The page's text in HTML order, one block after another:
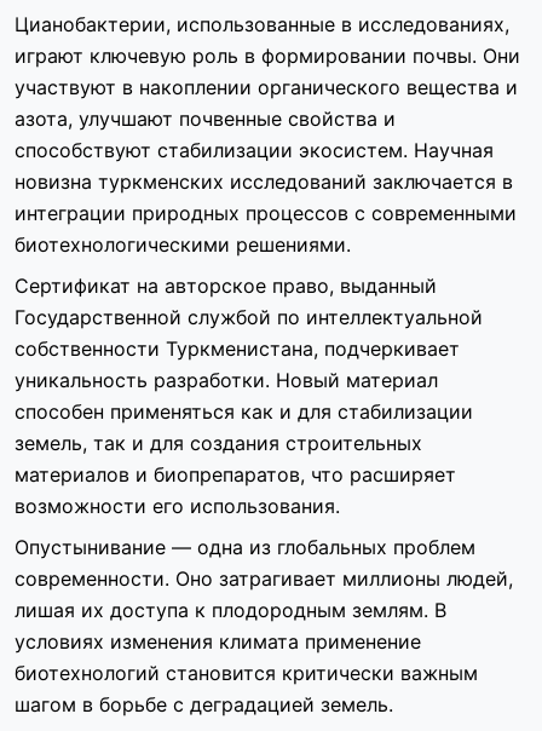
Цианобактерии, использованные в исследованиях,
играют ключевую роль в формировании почвы. Они
участвуют в накоплении органического вещества и
азота, улучшают почвенные свойства и
способствуют стабилизации экосистем. Научная
новизна туркменских исследований заключается в
интеграции природных процессов с современными
биотехнологическими решениями.
Сертификат на авторское право, выданный
Государственной службой по интеллектуальной
собственности Туркменистана, подчеркивает
уникальность разработки. Новый материал
способен применяться как и для стабилизации
земель, так и для создания строительных
материалов и биопрепаратов, что расширяет
возможности его использования.
Опустынивание — одна из глобальных проблем
современности. Оно затрагивает миллионы людей,
лишая их доступа к плодородным землям. В
условиях изменения климата применение
биотехнологий становится критически важным
шагом в борьбе с деградацией земель.